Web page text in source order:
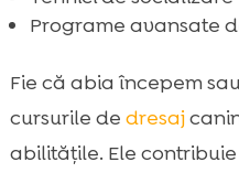
Programe avansate
Fie că abia începem
cursurile de dresaj
abilitățile. Ele